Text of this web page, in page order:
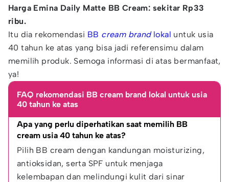
Harga Emina Daily Matte BB Cream: sekitar Rp33
ribu.
Itu dia rekomendasi BB cream brandlokal untuk usia
40 tahun ke atas yang bisa jadi referensimu dalam
memilih produk. Semoga informasi di atas bermanfaat,
ya!
FAQ rekomendasi BB cream brand lokal untuk usia
40 tahun ke atas
Apa yang perlu diperhatikan saat memilih BB
cream usia 40 tahun ke atas?
Pilih BB cream dengan kandungan moisturizing,
antioksidan, serta SPF untuk menjaga
kelembapan dan melindungi kulit dari sinar